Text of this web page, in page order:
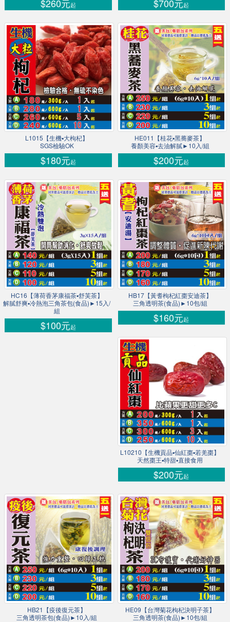
$260元起 $700元起
L1015【生機▪大枸杞】
SGS檢驗OK
$180元起
HE011【桂花▪黑蕎麥茶】
養顏美容▪去油解膩►10入/組
$200元起
HC16【薄荷香茅康福茶▪舒芙茶】
解膩舒爽▪冷熱泡三角茶包(食品)►15入/
組
$100元起
HB17【黃耆枸杞紅棗安迪茶】
三角透明茶(食品)►10包/組
$160元起
L10210【生機貢品▪仙紅棗▪若羌棗】
天然棗王▪特甜▪直接食用
$200元起
HB21【疫後復元茶】
三角透明茶包(食品)►10入/組
HE09【台灣菊花枸杞決明子茶】
三角透明茶(食品)►10包/組